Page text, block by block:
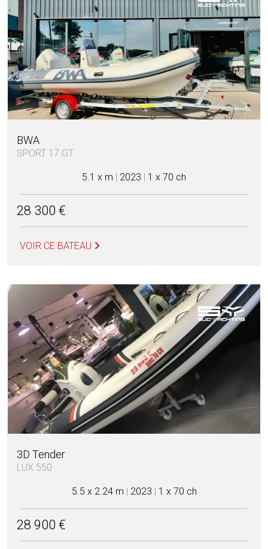
BWA
SPORT 17 GT
5.1 x m | 2023 | 1 x 70 ch
28 300 €
VOIR CE BATEAU
3D Tender
LUX 550
5.5 x 2.24 m | 2023 | 1 x 70 ch
28 900 €